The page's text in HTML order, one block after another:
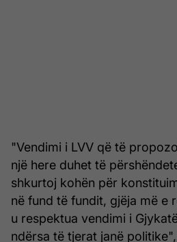
"Vendimi i LVV që të
një here duhet të
shkurtoj kohën për
në fund të fundit, gjëja më e
u respektua vendimi i
ndërsa të tjerat janë